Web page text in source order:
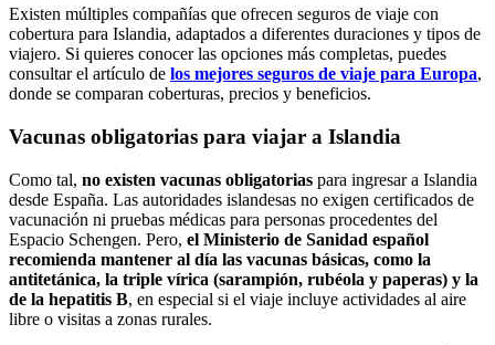
Existen múltiples compañías que ofrecen seguros de viaje con
cobertura para Islandia, adaptados a diferentes duraciones y tipos de
viajero. Si quieres conocer las opciones más completas, puedes
consultar el artículo de los mejores seguros de viaje para Europa,
donde se comparan coberturas, precios y beneficios.
Vacunas obligatorias para viajar a Islandia
Como tal, no existen vacunas obligatorias para ingresar a Islandia
desde España. Las autoridades islandesas no exigen certificados de
vacunación ni pruebas médicas para personas procedentes del
Espacio Schengen. Pero, el Ministerio de Sanidad español
recomienda mantener al día las vacunas básicas, como la
antitetánica, la triple vírica (sarampión, rubéola y paperas) y la
de la hepatitis B, en especial si el viaje incluye actividades al aire
libre o visitas a zonas rurales.